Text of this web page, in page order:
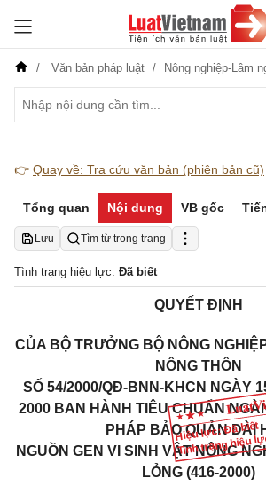
Văn bản pháp luật Nông nghiệp-Lâm
👉 Quay về: Tra cứu văn bản (phiên bản cũ)
Tổng quan Nội dung VB gốc
Lưu Tìm từ trong trang
Tình trạng hiệu lực: Đã biết
Hiệu lực: Đã biết
Tình trạng hiệu
QUYẾT ĐỊNH
CỦA BỘ TRƯỞNG BỘ NÔNG
NÔNG THÔN
SỐ 54/2000/QĐ-BNN-KHCN NGÀY
2000 BAN HÀNH TIÊU CHUẨN
PHÁP BẢO QUẢN DÀI
NGUỒN GEN VI SINH VẬT NÔNG
LỎNG (416-2000)